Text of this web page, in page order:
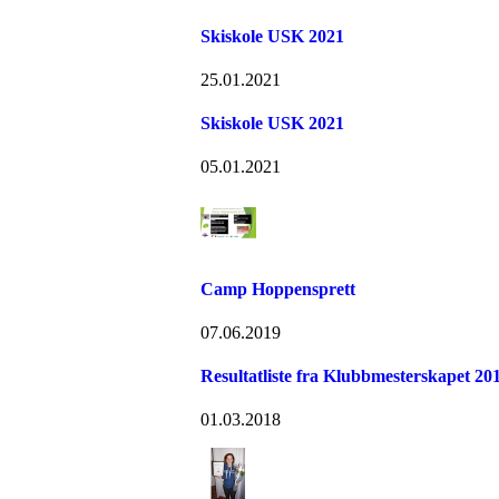
Skiskole USK 2021
25.01.2021
Skiskole USK 2021
05.01.2021
Camp Hoppensprett
07.06.2019
Resultatliste fra Klubbmesterskapet
01.03.2018